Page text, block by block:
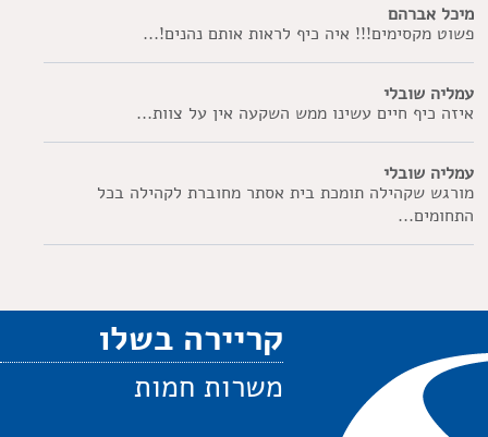
מיכל אברהם
פשוט מקסימים!!! איה כיף לראות אותם נהנים!...
עמליה שובלי
איזה כיף חיים עשינו ממש השקעה אין על צוות...
עמליה שובלי
מורגש שקהילה תומכת בית אסתר מחוברת לקהילה בכל
התחומים...
קריירה בשלו
משרות חמות